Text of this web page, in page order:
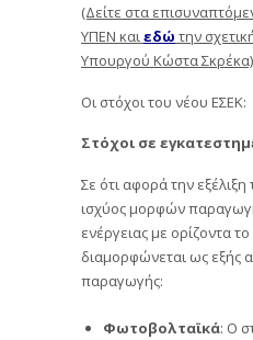
(Δείτε στα
ΥΠΕΝ και εδώ την
Υπουργού Κώστα Σκρέκα)
Οι στόχοι του νέου ΕΣΕΚ:
Στόχοι σε
Σε ότι αφορά την
ισχύος μορφών
ενέργειας με ορίζοντα
διαμορφώνεται ως εξής
παραγωγής:
Φωτοβολταϊκά: Ο